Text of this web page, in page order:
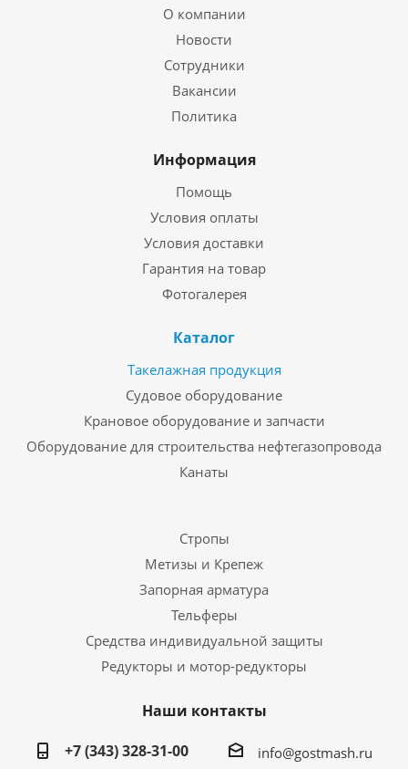
О компании
Новости
Сотрудники
Вакансии
Политика
Информация
Помощь
Условия оплаты
Условия доставки
Гарантия на товар
Фотогалерея
Каталог
Такелажная продукция
Судовое оборудование
Крановое оборудование и запчасти
Оборудование для строительства нефтегазопровода
Канаты
Стропы
Метизы и Крепеж
Запорная арматура
Тельферы
Средства индивидуальной защиты
Редукторы и мотор-редукторы
Наши контакты
+7 (343) 328-31-00
info@gostmash.ru